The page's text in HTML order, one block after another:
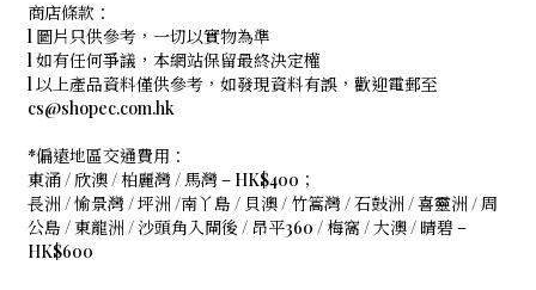
商店條款：
l 圖片只供參考，一切以實物為準
l 如有任何爭議，本網站保留最終決定權
l 以上產品資料僅供參考，如發現資料有誤，歡迎電郵至
cs@shopec.com.hk
*偏遠地區交通費用：
東涌 / 欣澳 / 柏麗灣 / 馬灣 – HK$400；
長洲 / 愉景灣 / 坪洲 /南丫島 / 貝澳 / 竹篙灣 / 石鼓洲 / 喜靈洲 / 周
公島 / 東龍洲 / 沙頭角入閘後 / 昂平360 / 梅窩 / 大澳 / 晴碧 –
HK$600